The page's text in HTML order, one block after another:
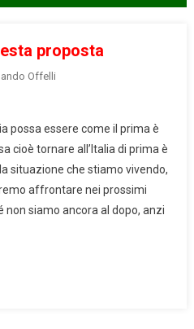
proposta
Offelli
possa essere come il prima è
cioè tornare all’Italia di prima è
situazione che stiamo vivendo,
affrontare nei prossimi
siamo ancora al dopo, anzi